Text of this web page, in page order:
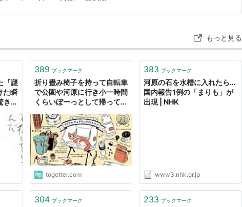
もっと見る
『謎
た瞬
きの
389 ブックマーク
折り畳み椅子を持って自転車
で公園や河原に行き小一時間
くらいぼーっとして帰ってく
グというものにハマっている
togetter.com
383 ブックマーク
河原の石を水槽に入れたら…
国内報告1例の「まりも」が
出現 | NHK
www3.nhk.or.jp
304 ブックマーク 233 ブックマーク